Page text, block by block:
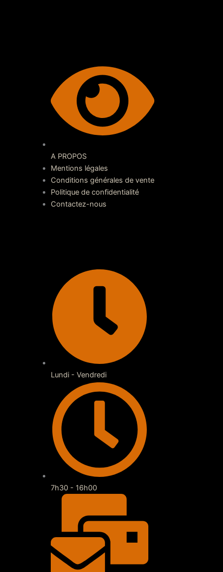
A PROPOS
Mentions légales
Conditions générales de vente
Politique de confidentialité
Contactez-nous
Lundi - Vendredi
7h30 - 16h00